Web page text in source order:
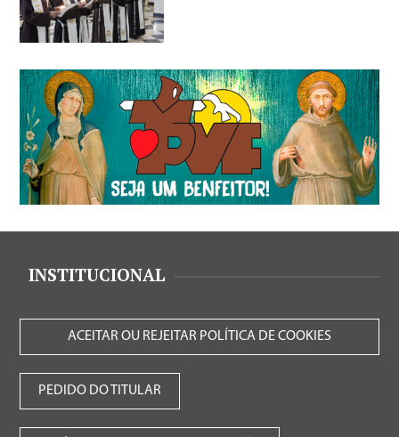
INSTITUCIONAL
ACEITAR OU REJEITAR POLÍTICA DE COOKIES
PEDIDO DO TITULAR